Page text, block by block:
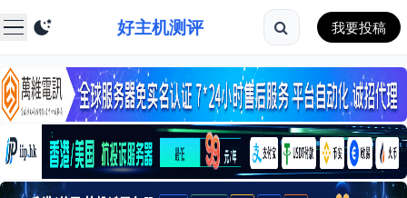
好主机测评 我要投稿